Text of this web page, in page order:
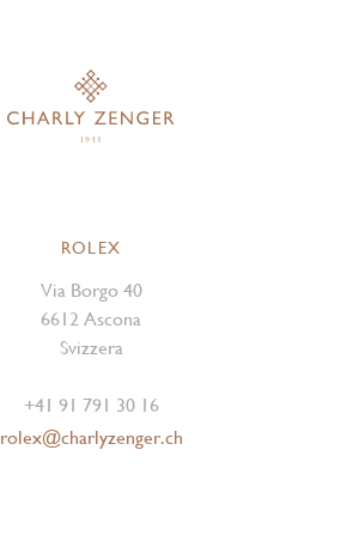
ROLEX
Via Borgo 40
6612 Ascona
Svizzera
+41 91 791 30 16
rolex@charlyzenger.ch